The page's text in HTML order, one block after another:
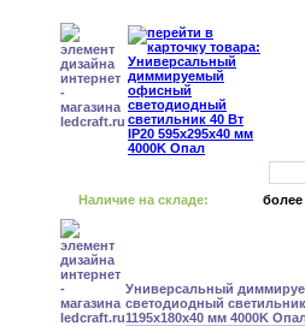
Наличие на складе: более
Универсальный
светодиодный
1195x180x40 мм 4000K